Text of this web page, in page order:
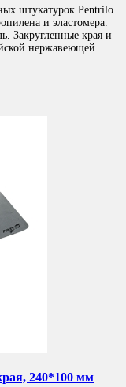
штукатурок Pentrilo
и эластомера.
Закругленные края и
нержавеющей
240*100 мм